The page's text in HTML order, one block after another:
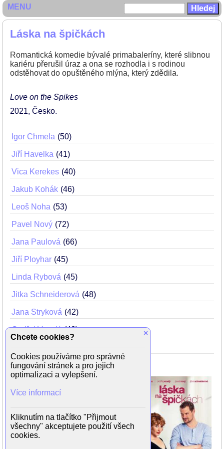
Láska na špičkách
Romantická komedie bývalé primabaleríny, které slibnou
kariéru přerušil úraz a ona se rozhodla i s rodinou
odstěhovat do opuštěného mlýna, který zdědila.
Love on the Spikes
2021 Česko
Igor Chmela 50
Jiří Havelka 41
Vica Kerekes 40
Jakub Kohák 46
Leoš Noha 53
Pavel Nový 72
Jana Paulová 66
Jiří Ployhar 45
Linda Rybová 45
Jitka Schneiderová 48
Jana Stryková 42
Ondřej Veselý 42
Režie: Petr Zahrádka
Scénář: Adéla Kroupová
MENU
×
Chcete cookies?
Cookies používáme pro správné
fungování stránek a pro jejich
optimalizaci a vylepšení.
Více informací
Kliknutím na tlačítko "Přijmout
všechny" akceptujete použití všech
cookies.